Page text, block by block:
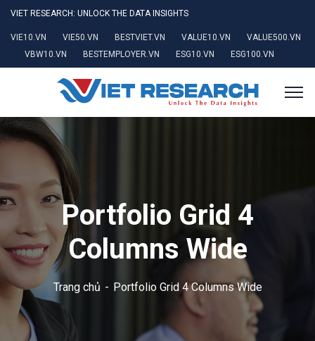
VIET RESEARCH: UNLOCK THE DATA INSIGHTS
VIE10.VN VIE50.VN BESTVIET.VN VALUE10.VN
VALUE500.VN
VBW10.VN
BESTEMPLOYER.VN ESG10.VN ESG100.VN
Portfolio Grid 4
Columns Wide
Trang chủ Portfolio Grid 4 Columns Wide